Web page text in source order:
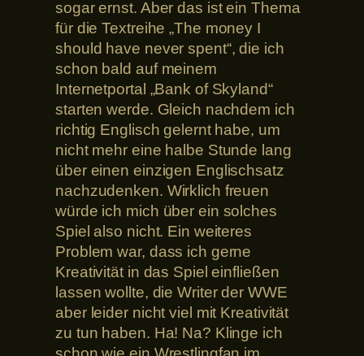
sogar ernst. Aber das ist ein Thema
für die Textreihe „The money I
should have never spent“, die ich
schon bald auf meinem
Internetportal „Bank of Skyland“
starten werde. Gleich nachdem ich
richtig Englisch gelernt habe, um
nicht mehr eine halbe Stunde lang
über einen einzigen Englischsatz
nachzudenken. Wirklich freuen
würde ich mich über ein solches
Spiel also nicht. Ein weiteres
Problem war, dass ich gerne
Kreativität in das Spiel einfließen
lassen wollte, die Writer der WWE
aber leider nicht viel mit Kreativität
zu tun haben. Ha! Na? Klinge ich